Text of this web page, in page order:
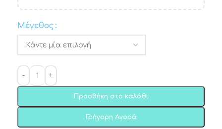
Μέγεθος
Προσθήκη στο καλάθι
Γρήγορη Αγορά